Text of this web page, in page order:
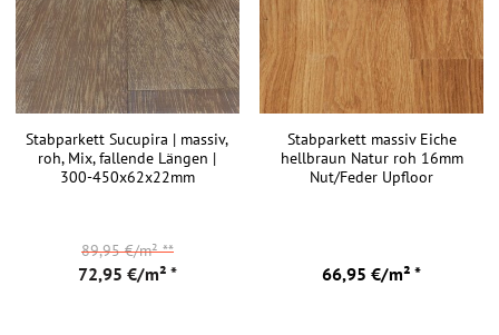
Stabparkett Sucupira | massiv,
roh, Mix, fallende Längen |
300-450x62x22mm
72,95 €/m² *
89,95 €/m²**
Stabparkett massiv Eiche
hellbraun Natur roh 16mm
Nut/Feder Upfloor
66,95 €/m² *